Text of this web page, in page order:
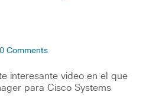
0 Comments
interesante video en el que
para Cisco Systems